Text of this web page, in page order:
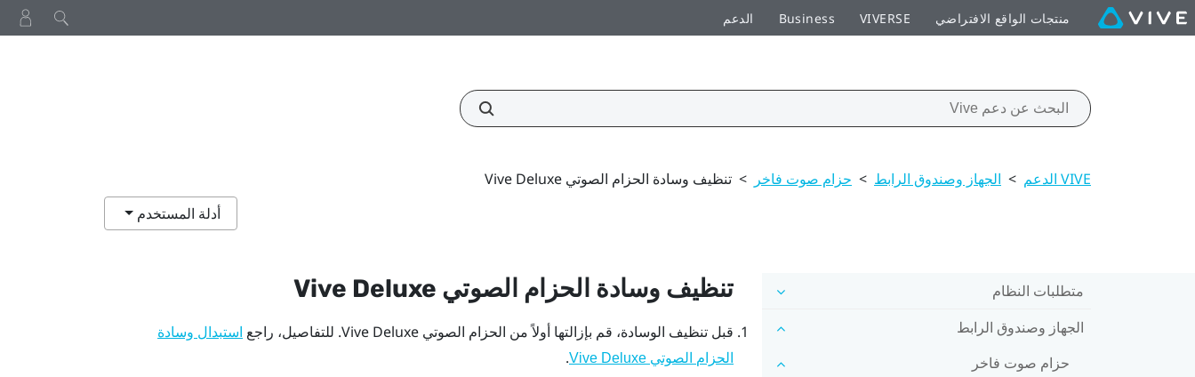
منتجات الواقع الافتراضي VIVERSE
Business الدعم
VIVE الدعم > الجهاز وصندوق الرابط > حزام صوت فاخر > تنظيف وسادة الحزام الصوتي Vive Deluxe
أدلة المستخدم
متطلبات النظام
الجهاز وصندوق الرابط
حزام صوت فاخر
تنظيف وسادة الحزام الصوتي Vive Deluxe
قبل تنظيف الوسادة، قم بإزالتها أولاً من الحزام الصوتي Vive Deluxe . للتفاصيل، راجع استبدال وسادة
الحزام الصوتي Vive Deluxe
.